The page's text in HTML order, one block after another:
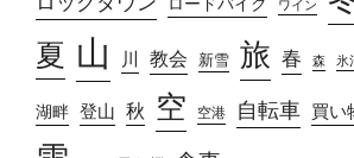
ワイン
夏 山 川 教会 新雪 旅 春 森 氷
湖畔 登山 秋 空 空港 自転車 買い